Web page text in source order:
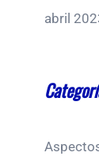
abril